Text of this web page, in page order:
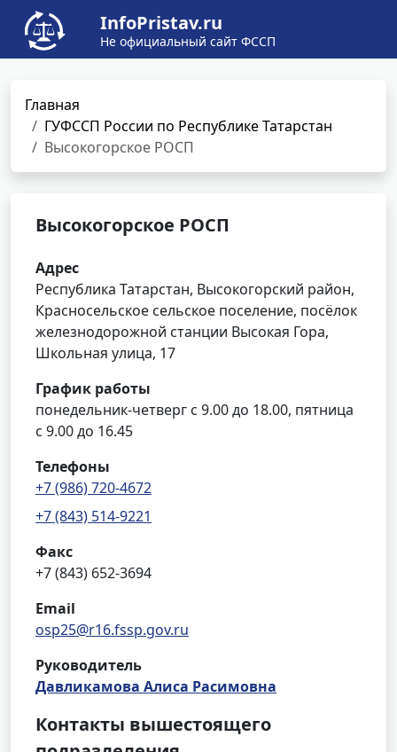
InfoPristav.ru
Не официальный сайт ФССП
Главная
ГУФССП России по Республике Татарстан
Высокогорское РОСП
Высокогорское РОСП
Адрес
Республика Татарстан, Высокогорский район,
Красносельское сельское поселение, посёлок
железнодорожной станции Высокая Гора,
Школьная улица, 17
График работы
понедельник-четверг с 9.00 до 18.00, пятница
с 9.00 до 16.45
Телефоны
+7 (986) 720-4672
+7 (843) 514-9221
Факс
+7 (843) 652-3694
Email
osp25@r16.fssp.gov.ru
Руководитель
Давликамова Алиса Расимовна
Контакты вышестоящего